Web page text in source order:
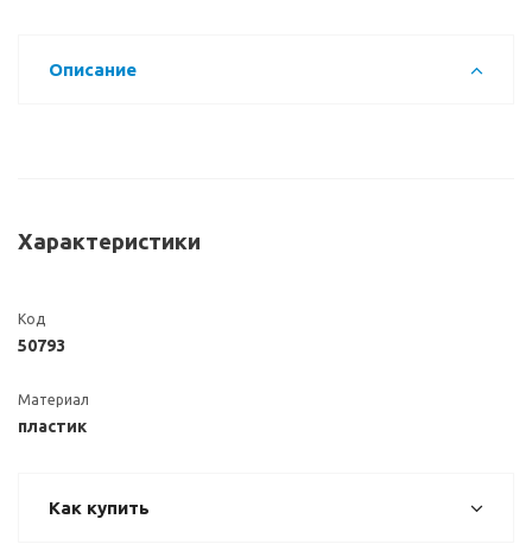
Описание
Характеристики
Код
50793
Материал
пластик
Как купить